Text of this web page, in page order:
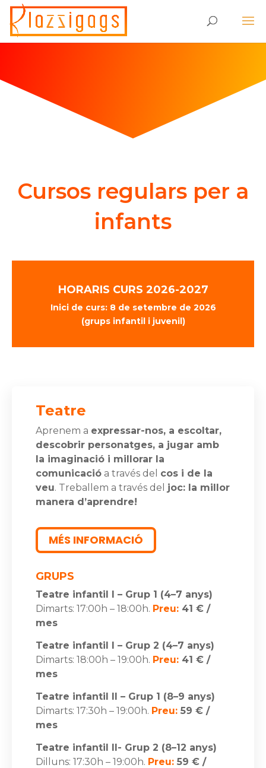
Cursos regulars per a
infants
HORARIS CURS 2026-2027
Inici de curs:8 de setembre de 2026
(grups infantil i juvenil)
Teatre
Aprenem a expressar-nos, a escoltar,
descobrir personatges, a jugar amb
la imaginació i millorar la
comunicació a través del cos i de la
veu. Treballem a través del joc: la millor
manera d’aprendre!
MÉS INFORMACIÓ
GRUPS
Teatre infantil I – Grup 1 (4–7 anys)
Dimarts: 17:00h – 18:00h. Preu: 41 € /
mes
Teatre infantil I – Grup 2 (4–7 anys)
Dimarts: 18:00h – 19:00h. Preu: 41 € /
mes
Teatre infantil II – Grup 1 (8–9 anys)
Dimarts: 17:30h – 19:00h. Preu: 59 € /
mes
Teatre infantil II- Grup 2 (8–12 anys)
Dilluns: 17:30h – 19:00h. Preu: 59 € /